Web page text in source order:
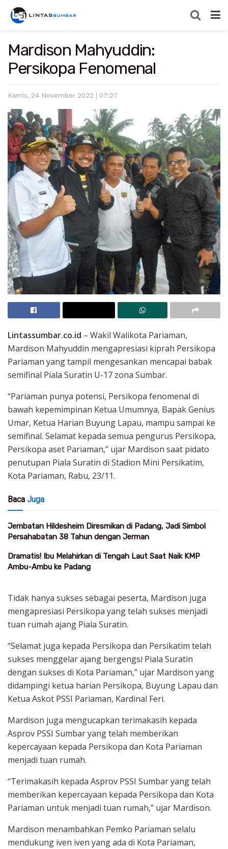
Mardison Mahyuddin:
Persikopa Fenomenal
Kamis, 24 November 2022 | 07:27
Lintassumbar.co.id – Wakil Walikota Pariaman,
Mardison Mahyuddin mengapresiasi kiprah Persikopa
Pariaman yang tampil mengesankan mencapai babak
semifinal Piala Suratin U-17 zona Sumbar.
“Pariaman punya potensi, Persikopa fenomenal di
bawah kepemimpinan Ketua Umumnya, Bapak Genius
Umar, Ketua Harian Buyung Lapau, mampu sampai ke
semifinal. Selamat kepada semua pengurus Persikopa,
Persikopa aset Pariaman,” ujar Mardison saat pidato
penutupan Piala Suratin di Stadion Mini Persikatim,
Kota Pariaman, Rabu, 23/11.
Baca Juga
Jembatan Hildesheim Diresmikan di Padang, Jadi Simbol
Persahabatan 38 Tahun dengan Jerman
Dramatis! Ibu Melahirkan di Tengah Laut Saat Naik KMP
Ambu-Ambu ke Padang
Tidak hanya sukses sebagai peserta, Mardison juga
mengapresiasi Persikopa yang telah sukses menjadi
tuan rumah ajang Piala Suratin.
“Selamat juga kepada Persikopa dan Persikatim telah
sukses menggelar ajang bergengsi Piala Suratin
dengan sukses di Kota Pariaman,” ujar Mardison yang
didampingi ketua harian Persikopa, Buyung Lapau dan
Ketua Askot PSSI Pariaman, Kardinal Feri.
Mardison juga mengucapkan terimakasih kepada
Asprov PSSI Sumbar yang telah memberikan
kepercayaan kepada Persikopa dan Kota Pariaman
menjadi tuan rumah.
“Terimakasih kepada Asprov PSSI Sumbar yang telah
memberikan kepercayaan kepada Persikopa dan Kota
Pariaman untuk menjadi tuan rumah,” ujar Mardison.
Mardison menambahkan Pemko Pariaman selalu
mendukung iven iven yang ada di Kota Pariaman,